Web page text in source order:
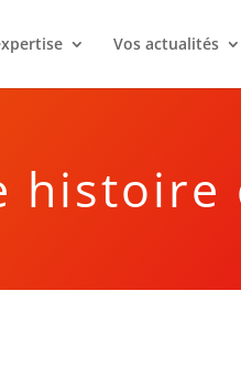
Vos actualités
histoire